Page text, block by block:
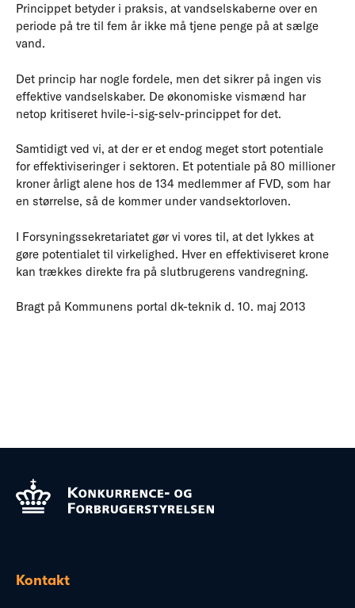
Princippet betyder i praksis, at vandselskaberne over en
periode på tre til fem år ikke må tjene penge på at sælge
vand.
Det princip har nogle fordele, men det sikrer på ingen vis
effektive vandselskaber. De økonomiske vismænd har
netop kritiseret hvile-i-sig-selv-princippet for det.
Samtidigt ved vi, at der er et endog meget stort potentiale
for effektiviseringer i sektoren. Et potentiale på 80 millioner
kroner årligt alene hos de 134 medlemmer af FVD, som har
en størrelse, så de kommer under vandsektorloven.
I Forsyningssekretariatet gør vi vores til, at det lykkes at
gøre potentialet til virkelighed. Hver en effektiviseret krone
kan trækkes direkte fra på slutbrugerens vandregning.
Bragt på Kommunens portal dk-teknik d. 10. maj 2013
Kontakt